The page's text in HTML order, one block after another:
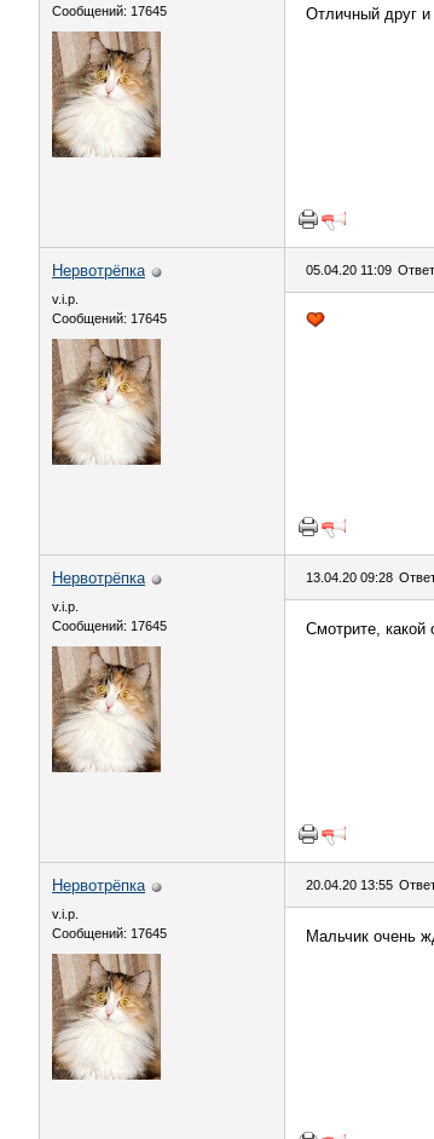
Сообщений: 17645
Отличный друг и
Нервотрёпка
v.i.p.
Сообщений: 17645
05.04.20 11:09
Нервотрёпка
v.i.p.
Сообщений: 17645
13.04.20 09:28
Смотрите, какой
Нервотрёпка
v.i.p.
Сообщений: 17645
20.04.20 13:55
Мальчик очень